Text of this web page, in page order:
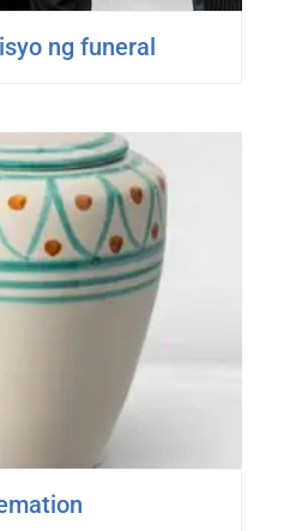
ng funeral